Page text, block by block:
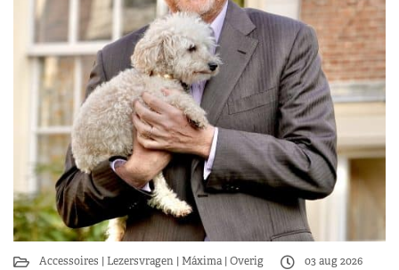
Accessoires Lezersvragen Máxima Overig
03 aug 2026